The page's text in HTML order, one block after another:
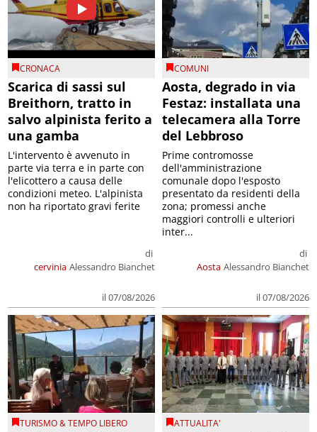
CRONACA
Scarica di sassi sul
Breithorn, tratto in
salvo alpinista ferito a
una gamba
cervinia
di
Alessandro Bianchet
il 07/08/2026
L'intervento è avvenuto in
parte via terra e in parte con
l'elicottero a causa delle
condizioni meteo. L'alpinista
non ha riportato gravi ferite
COMUNI
Aosta, degrado in via
Festaz: installata una
telecamera alla Torre
del Lebbroso
Aosta
di
Alessandro Bianchet
il 07/08/2026
Prime contromosse
dell'amministrazione
comunale dopo l'esposto
presentato da residenti della
zona; promessi anche
maggiori controlli e ulteriori
inter...
TURISMO & TEMPO LIBERO ATTUALITA'